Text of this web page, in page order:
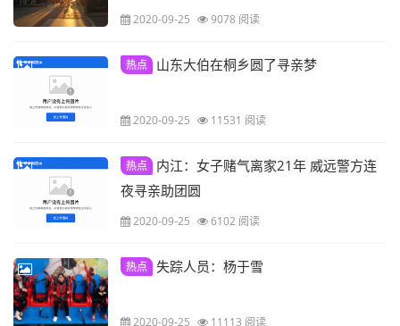
2020-09-25 9078 阅读
热点 山东大伯在桐乡圆了寻亲梦
2020-09-25 11531 阅读
热点
内江：女子赌气离家21年 威远警方连
夜寻亲助团圆
2020-09-25 6102 阅读
热点 失踪人员：杨于雪
2020-09-25 11113 阅读